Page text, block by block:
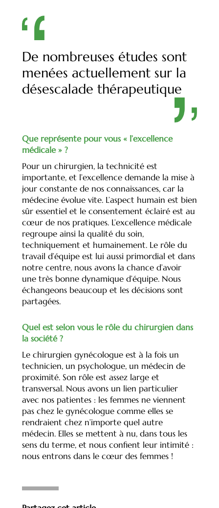
De nombreuses études sont
menées actuellement sur la
désescalade thérapeutique
Que représente pour vous « l’excellence
médicale » ?
Pour un chirurgien, la technicité est
importante, et l’excellence demande la mise à
jour constante de nos connaissances, car la
médecine évolue vite. L’aspect humain est bien
sûr essentiel et le consentement éclairé est au
cœur de nos pratiques. L’excellence médicale
regroupe ainsi la qualité du soin,
techniquement et humainement. Le rôle du
travail d’équipe est lui aussi primordial et dans
notre centre, nous avons la chance d’avoir
une très bonne dynamique d’équipe. Nous
échangeons beaucoup et les décisions sont
partagées.
Quel est selon vous le rôle du chirurgien dans
la société ?
Le chirurgien gynécologue est à la fois un
technicien, un psychologue, un médecin de
proximité. Son rôle est assez large et
transversal. Nous avons un lien particulier
avec nos patientes : les femmes ne viennent
pas chez le gynécologue comme elles se
rendraient chez n’importe quel autre
médecin. Elles se mettent à nu, dans tous les
sens du terme, et nous confient leur intimité :
nous entrons dans le cœur des femmes !